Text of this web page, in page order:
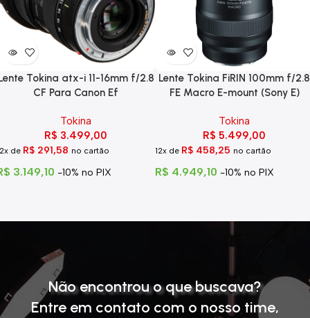
Tokina atx-i 11-16mm f/2.8
CF Para Canon Ef
Tokina
R$ 3.499,00
de R$ 291,58 no cartão
3.149,10 -10% no PIX
Lente Tokina FiRIN 100mm f/2.8
FE Macro E-mount (Sony E)
Tokina
R$ 5.499,00
12x de R$ 458,25 no cartão
R$ 4.949,10 -10% no PIX
Não encontrou o que buscava?
Entre em contato com o nosso time,